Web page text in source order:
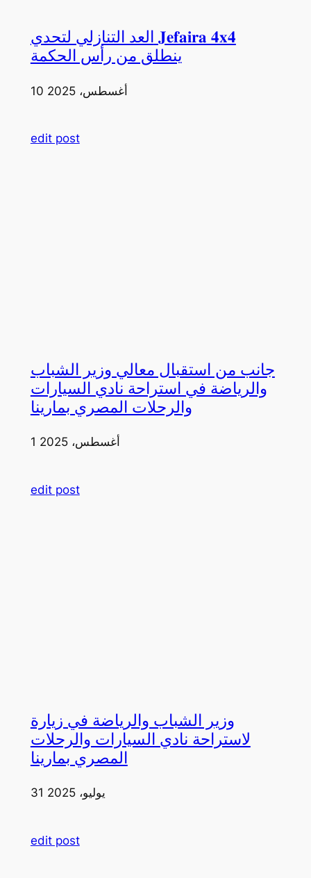
العد التنازلي لتحدي 𝐉𝐞𝐟𝐚𝐢𝐫𝐚 𝟒𝐱𝟒
ينطلق من رأس الحكمة
10 أغسطس، 2025
edit post
جانب من استقبال معالي وزير الشباب
والرياضة في استراحة نادي السيارات
والرحلات المصري بمارينا
1 أغسطس، 2025
edit post
وزير الشباب والرياضة في زيارة
لاستراحة نادي السيارات والرحلات
المصري بمارينا
31 يوليو، 2025
edit post